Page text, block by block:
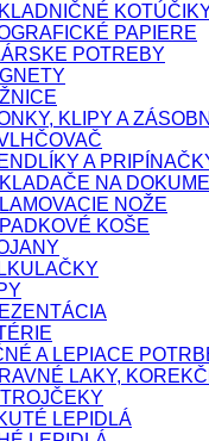
PAPIERE
POTREBY
KLIPY A
A
NA
NOŽE
KOŠE
A LEPIACE
LAKY,
LEPIDLÁ